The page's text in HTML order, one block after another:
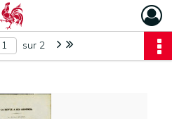
sur 2